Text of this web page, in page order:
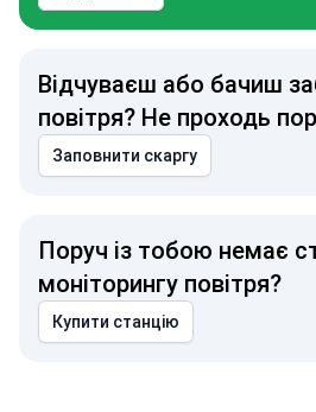
Відчуваєш або бачиш
повітря? Не проходь
Заповнити скаргу
Поруч із тобою немає
моніторингу повітря?
Купити станцію